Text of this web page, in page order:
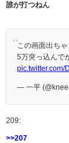
誰が打つねん
この画面出ち
5万突っ込んで
pic.twitter.com/
— 一平
209:
>>207